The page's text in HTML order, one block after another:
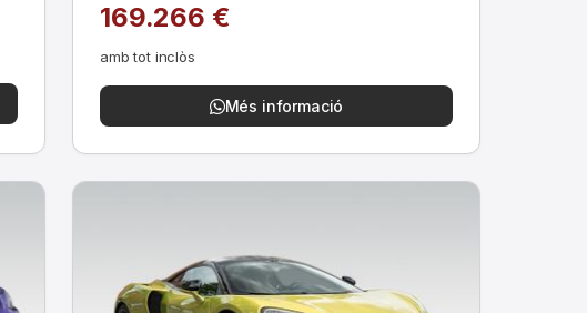
169.266 €
amb tot inclòs
Més informació